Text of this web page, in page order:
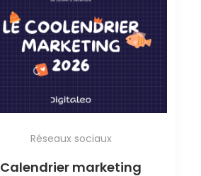
Réseaux sociaux
Calendrier marketing